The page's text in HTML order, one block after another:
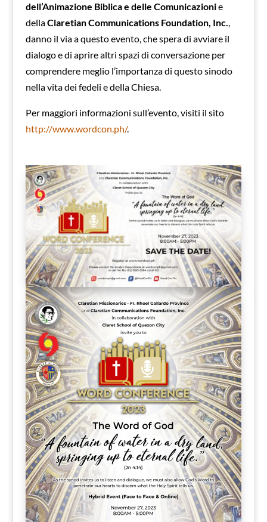
dell’Animazione Biblica e delle Comunicazionie
dellaClaretian Communications Foundation, Inc.,
danno il via a questo evento, che spera di avviare il
dialogo e di aprire altri spazi di conversazione per
comprendere meglio l’importanza di questo sinodo
nella vita dei fedeli e della Chiesa.
Per maggiori informazioni sull’evento, visiti il sito
http://www.wordcon.ph/.